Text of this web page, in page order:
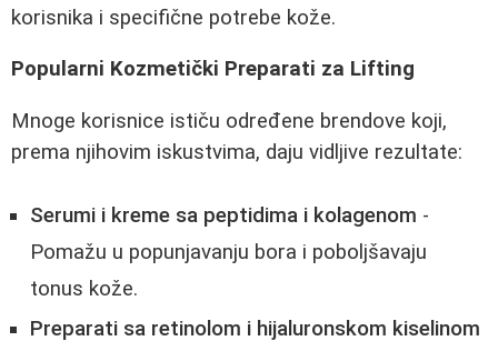
korisnika i specifične potrebe kože.
Popularni Kozmetički Preparati za Lifting
Mnoge korisnice ističu određene brendove koji,
prema njihovim iskustvima, daju vidljive rezultate:
Serumi i kreme sa peptidima i kolagenom -
Pomažu u popunjavanju bora i poboljšavaju
tonus kože.
Preparati sa retinolom i hijaluronskom kiselinom